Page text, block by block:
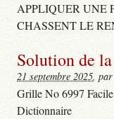
APPLIQUER UNE
CHASSENT LE
Solution de
21 septembre 2025,
Grille No 6997 Facile
Dictionnaire